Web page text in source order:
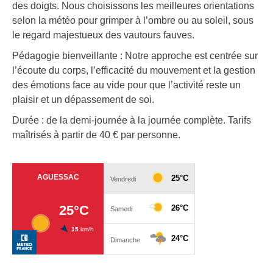
des doigts. Nous choisissons les meilleures orientations
selon la météo pour grimper à l’ombre ou au soleil, sous
le regard majestueux des vautours fauves.
Pédagogie bienveillante : Notre approche est centrée sur
l’écoute du corps, l’efficacité du mouvement et la gestion
des émotions face au vide pour que l’activité reste un
plaisir et un dépassement de soi.
Durée : de la demi-journée à la journée complète. Tarifs
maîtrisés à partir de 40 € par personne.